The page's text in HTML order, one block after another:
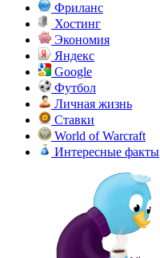
Фриланс
Хостинг
Экономия
Яндекс
Google
Футбол
Личная жизнь
Ставки
World of Warcraft
Интересные факты